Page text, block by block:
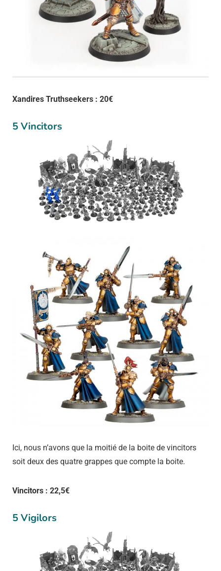
Xandires Truthseekers : 20€
5 Vincitors
Ici, nous n’avons que la moitié de la boite de vincitors
soit deux des quatre grappes que compte la boite.
Vincitors : 22,5€
5 Vigilors